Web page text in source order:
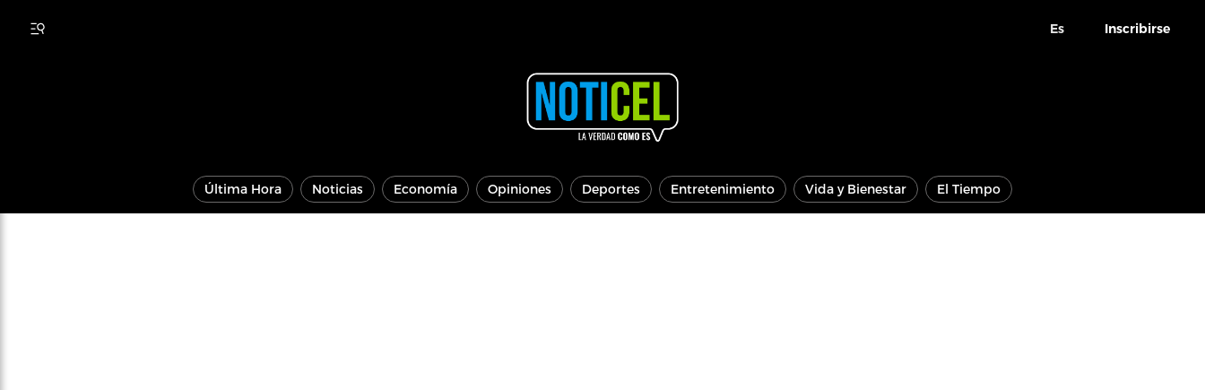
Es Inscribirse
Última Hora Noticias Economía Opiniones Deportes Entretenimiento Vida y Bienestar El Tiempo